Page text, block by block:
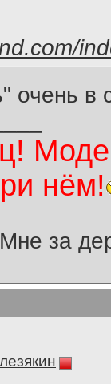
очень в
нём!
Мне за